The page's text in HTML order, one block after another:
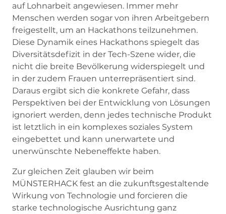
auf Lohnarbeit angewiesen. Immer mehr
Menschen werden sogar von ihren Arbeitgebern
freigestellt, um an Hackathons teilzunehmen.
Diese Dynamik eines Hackathons spiegelt das
Diversitätsdefizit in der Tech-Szene wider, die
nicht die breite Bevölkerung widerspiegelt und
in der zudem Frauen unterrepräsentiert sind.
Daraus ergibt sich die konkrete Gefahr, dass
Perspektiven bei der Entwicklung von Lösungen
ignoriert werden, denn jedes technische Produkt
ist letztlich in ein komplexes soziales System
eingebettet und kann unerwartete und
unerwünschte Nebeneffekte haben.
Zur gleichen Zeit glauben wir beim
MÜNSTERHACK fest an die zukunftsgestaltende
Wirkung von Technologie und forcieren die
starke technologische Ausrichtung ganz